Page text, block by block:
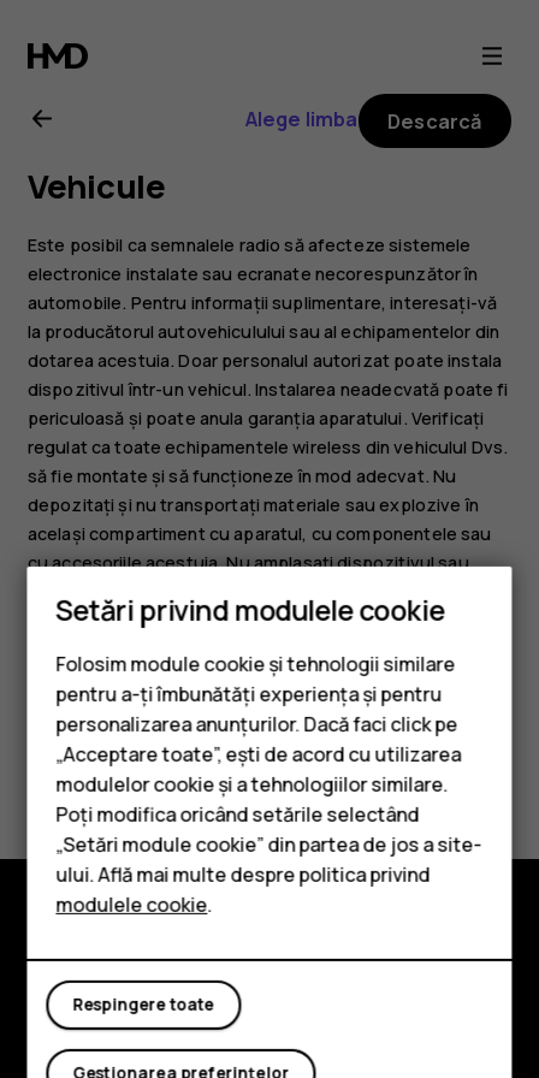
Ghid
de
utilizare
Nokia
8.1
Smartphone-uri
Telefoane clasice
Accesorii
Tablete
Alege limba Descarcă
Vehicule
Este posibil ca semnalele radio să afecteze sistemele
electronice instalate sau ecranate necorespunzător în
automobile. Pentru informații suplimentare, interesați-vă
la producătorul autovehiculului sau al echipamentelor din
dotarea acestuia. Doar personalul autorizat poate instala
dispozitivul într-un vehicul. Instalarea neadecvată poate fi
periculoasă și poate anula garanția aparatului. Verificați
regulat ca toate echipamentele wireless din vehiculul Dvs.
să fie montate și să funcționeze în mod adecvat. Nu
depozitați și nu transportați materiale sau explozive în
același compartiment cu aparatul, cu componentele sau
cu accesoriile acestuia. Nu amplasați dispozitivul sau
Considerați utile aceste informații?
Da Nu
Despre
Planet and people
Setări privind modulele cookie
Folosim module cookie și tehnologii similare
pentru a-ți îmbunătăți experiența și pentru
personalizarea anunțurilor. Dacă faci click pe
„Acceptare toate”, ești de acord cu utilizarea
modulelor cookie și a tehnologiilor similare.
Poți modifica oricând setările selectând
„Setări module cookie” din partea de jos a site-
ului. Află mai multe despre politica privind
modulele cookie.
Respingere toate
Gestionarea preferințelor